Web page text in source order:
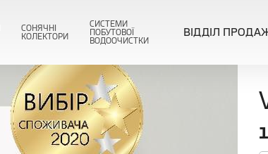
СОНЯЧНІ
КОЛЕКТОРИ
СИСТЕМИ
ПОБУТОВОЇ
ВОДООЧИСТКИ
ВІДДІЛ